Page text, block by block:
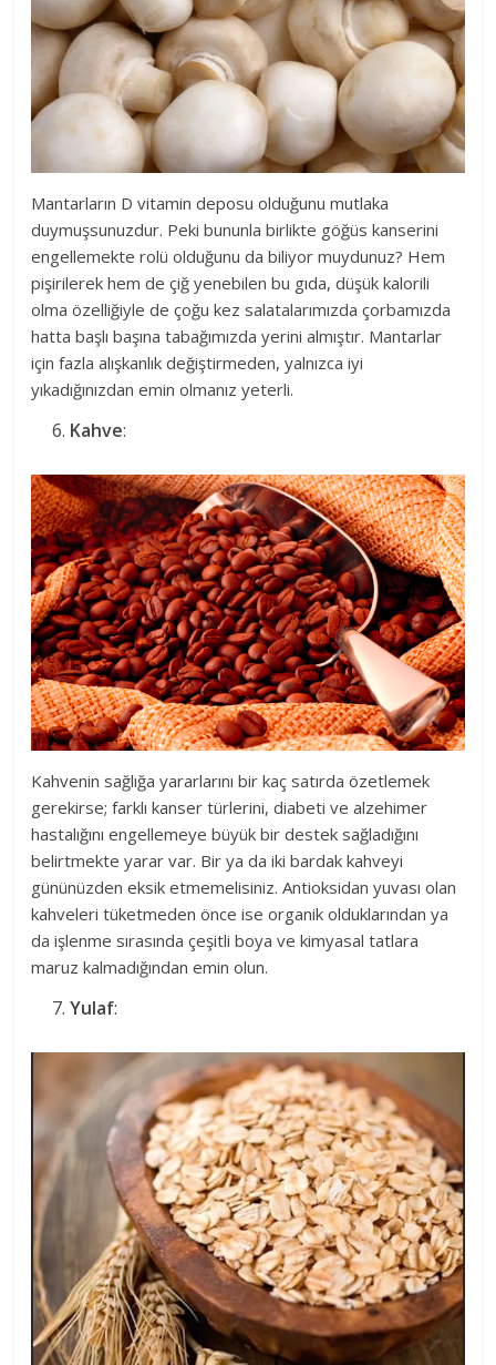
Mantarların D vitamin deposu olduğunu mutlaka
duymuşsunuzdur. Peki bununla birlikte göğüs kanserini
engellemekte rolü olduğunu da biliyor muydunuz? Hem
pişirilerek hem de çiğ yenebilen bu gıda, düşük kalorili
olma özelliğiyle de çoğu kez salatalarımızda çorbamızda
hatta başlı başına tabağımızda yerini almıştır. Mantarlar
için fazla alışkanlık değiştirmeden, yalnızca iyi
yıkadığınızdan emin olmanız yeterli.
Kahve:
Kahvenin sağlığa yararlarını bir kaç satırda özetlemek
gerekirse; farklı kanser türlerini, diabeti ve alzehimer
hastalığını engellemeye büyük bir destek sağladığını
belirtmekte yarar var. Bir ya da iki bardak kahveyi
gününüzden eksik etmemelisiniz. Antioksidan yuvası olan
kahveleri tüketmeden önce ise organik olduklarından ya
da işlenme sırasında çeşitli boya ve kimyasal tatlara
maruz kalmadığından emin olun.
Yulaf: